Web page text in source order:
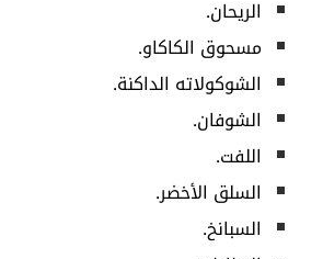
الريحان.
مسحوق الكاكاو.
الشوكولاته الداكنة.
الشوفان.
اللفت.
السلق الأخضر.
السبانخ.